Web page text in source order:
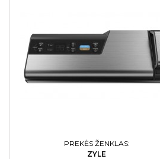
PREKĖS ŽENKLAS:
ZYLE